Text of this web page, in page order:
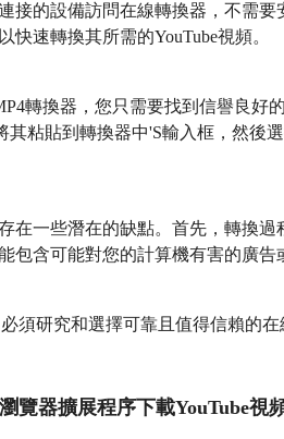
接的設備訪問在線轉換器，不需
快速轉換其所需的YouTube視頻。
轉換器，您只需要找到信譽良
其粘貼到轉換器中'S輸入框，然後
在一些潛在的缺點。首先，轉換
包含可能對您的計算機有害的廣告
須研究和選擇可靠且值得信賴的
覽器擴展程序下載YouTube視